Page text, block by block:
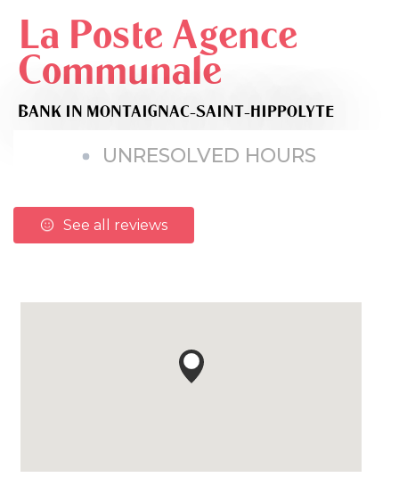
La Poste Agence
Communale
BANK IN MONTAIGNAC-SAINT-HIPPOLYTE
UNRESOLVED HOURS
See all reviews